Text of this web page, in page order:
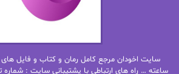
بهاره.م
بیتا فرخی
پاتریشیا ویلسون پرتو
ساعته … راه های ارتباطی با پشتیبانی سایت :